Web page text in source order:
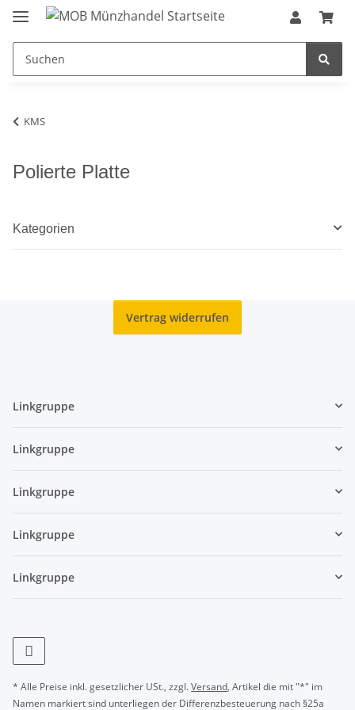
KMS
Polierte Platte
Kategorien
Vertrag widerrufen
Linkgruppe
Linkgruppe
Linkgruppe
Linkgruppe
Linkgruppe
* Alle Preise inkl. gesetzlicher USt., zzgl.Versand, Artikel die mit "*" im
Namen markiert sind unterliegen der Differenzbesteuerung nach §25a